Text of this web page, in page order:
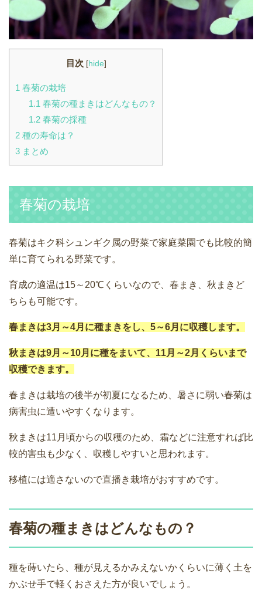
目次 [hide]
1 春菊の栽培
1.1春菊の種まきはどんなもの？
1.2春菊の採種
2 種の寿命は？
3 まとめ
春菊の栽培
春菊はキク科シュンギク属の野菜で家庭菜園でも比較的簡
単に育てられる野菜です。
育成の適温は15～20℃くらいなので、春まき、秋まきど
ちらも可能です。
春まきは3月～4月に種まきをし、5～6月に収穫します。
秋まきは9月～10月に種をまいて、11月～2月くらいまで
収穫できます。
春まきは栽培の後半が初夏になるため、暑さに弱い春菊は
病害虫に遭いやすくなります。
秋まきは11月頃からの収穫のため、霜などに注意すれば比
較的害虫も少なく、収穫しやすいと思われます。
移植には適さないので直播き栽培がおすすめです。
春菊の種まきはどんなもの？
種を蒔いたら、種が見えるかみえないかくらいに薄く土を
かぶせ手で軽くおさえた方が良いでしょう。